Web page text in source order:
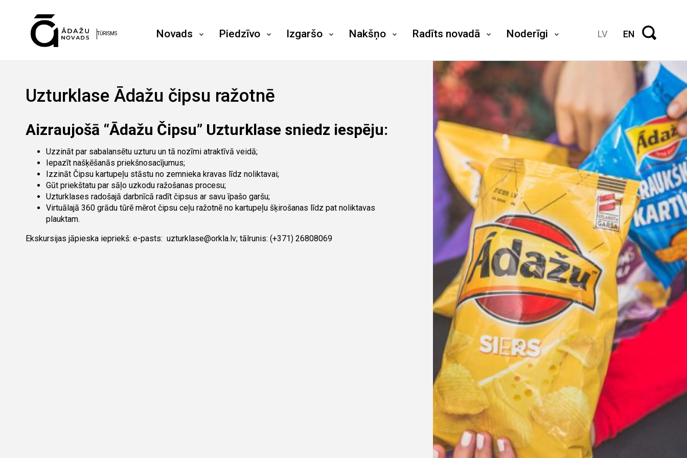
TŪRISMS Novads Piedzīvo Izgaršo Nakšņo Radīts novadā Noderīgi LV EN
Uzturklase Ādažu čipsu ražotnē
Aizraujošā “Ādažu Čipsu” Uzturklase sniedz iespēju:
Uzzināt par sabalansētu uzturu un tā nozīmi atraktīvā veidā;
Iepazīt našķēšanās priekšnosacījumus;
Izzināt Čipsu kartupeļu stāstu no zemnieka kravas līdz noliktavai;
Gūt priekštatu par sāļo uzkodu ražošanas procesu;
Uzturklases radošajā darbnīcā radīt čipsus ar savu īpašo garšu;
Virtuālajā 360 grādu tūrē mērot čipsu ceļu ražotnē no kartupeļu šķirošanas līdz pat noliktavas
plauktam.
Ekskursijas jāpieska iepriekš: e-pasts: uzturklase@orkla.lv; tālrunis: (+371) 26808069